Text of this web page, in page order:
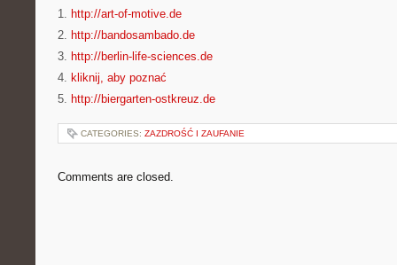
1. http://art-of-motive.de
2. http://bandosambado.de
3. http://berlin-life-sciences.de
4. kliknij, aby poznać
5. http://biergarten-ostkreuz.de
CATEGORIES: ZAZDROŚĆ I ZAUFANIE
Comments are closed.